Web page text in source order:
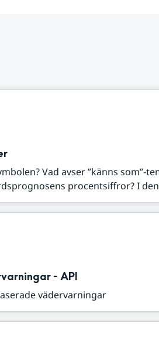
Vad avser ”känns som”-
procentsiffror? I
- API
vädervarningar